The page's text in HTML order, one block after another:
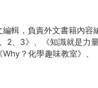
輯，負責外文書籍內容
2、3》、《知識就是力
？化學趣味教室》